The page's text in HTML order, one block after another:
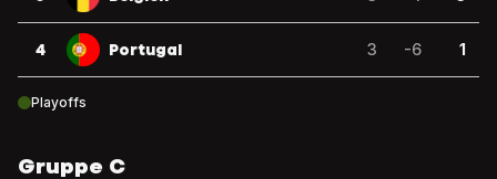
4 Portugal 3 -6 1
Playoffs
Gruppe C